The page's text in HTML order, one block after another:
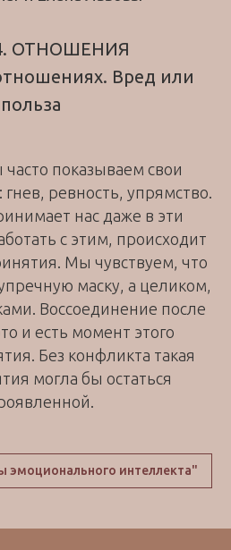
ОТНОШЕНИЯ
Вред или
польза
показываем свои
ревность, упрямство.
нас даже в эти
с этим, происходит
Мы чувствуем, что
маску, а целиком,
Воссоединение после
и есть момент этого
Без конфликта такая
могла бы остаться
эмоционального интеллекта"